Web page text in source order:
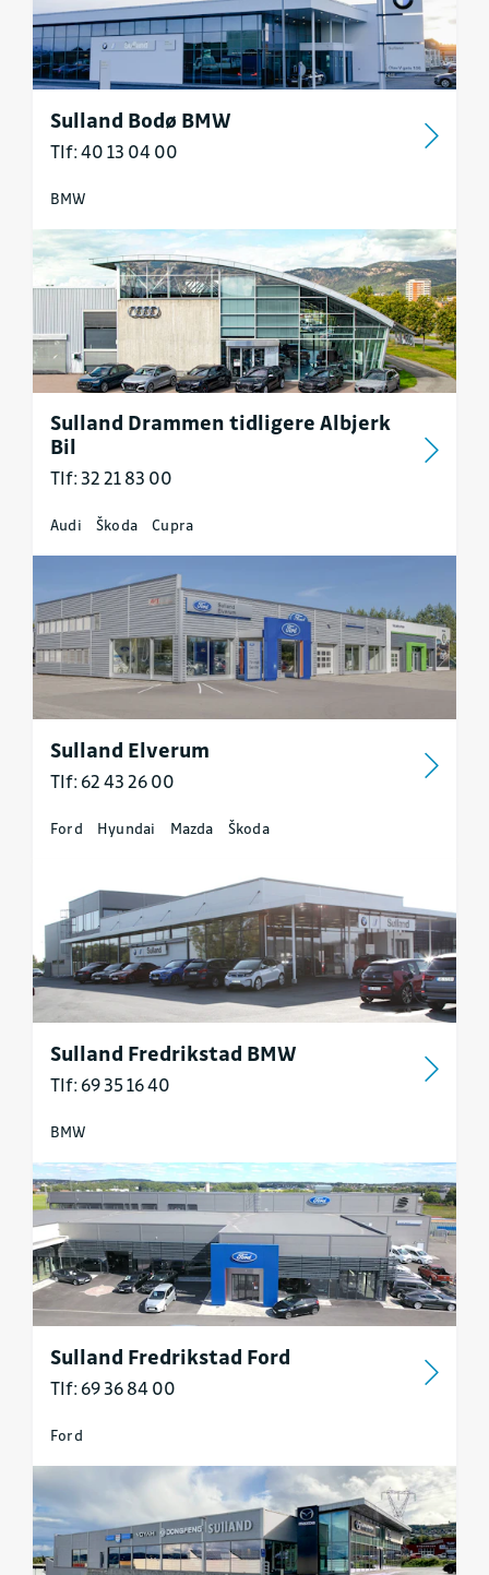
Sulland Bodø BMW
Tlf: 40 13 04 00
BMW
Sulland Drammen tidligere Albjerk
Bil
Tlf: 32 21 83 00
Audi Škoda Cupra
Sulland Elverum
Tlf: 62 43 26 00
Ford Hyundai Mazda Škoda
Sulland Fredrikstad BMW
Tlf: 69 35 16 40
BMW
Sulland Fredrikstad Ford
Tlf: 69 36 84 00
Ford